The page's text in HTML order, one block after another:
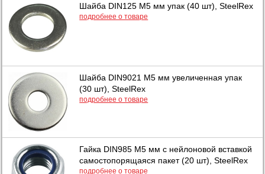
Шайба DIN125 М5 мм упак (40 шт), SteelRex
подробнее о товаре
Шайба DIN9021 М5 мм увеличенная упак
(30 шт), SteelRex
подробнее о товаре
Гайка DIN985 М5 мм с нейлоновой вставкой
самостопорящаяся пакет (20 шт), SteelRex
подробнее о товаре